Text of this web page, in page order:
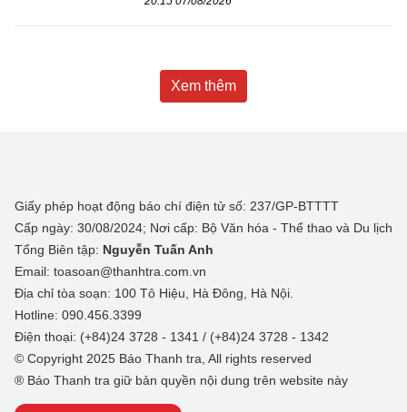
Xem thêm
Giấy phép hoạt động báo chí điện tử số: 237/GP-BTTTT
Cấp ngày: 30/08/2024; Nơi cấp: Bộ Văn hóa - Thể thao và Du lịch
Tổng Biên tập: Nguyễn Tuấn Anh
Email: toasoan@thanhtra.com.vn
Địa chỉ tòa soạn: 100 Tô Hiệu, Hà Đông, Hà Nội.
Hotline: 090.456.3399
Điện thoại: (+84)24 3728 - 1341 / (+84)24 3728 - 1342
© Copyright 2025 Báo Thanh tra, All rights reserved
® Báo Thanh tra giữ bản quyền nội dung trên website này